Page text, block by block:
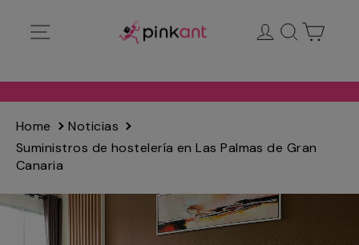
directamente
Ingresar
Buscar
Home
Noticias
Suministros de hostelería en Las Palmas de Gran
Canaria